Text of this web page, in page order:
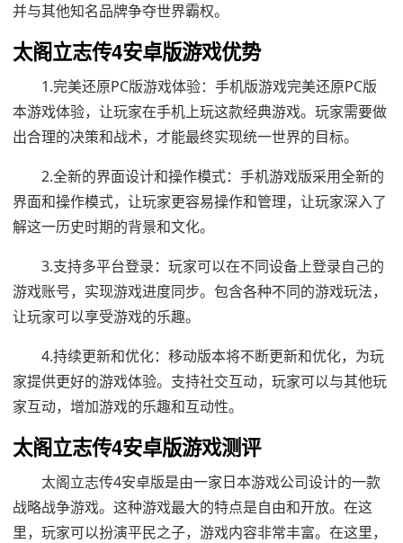
并与其他知名品牌争夺世界霸权。
太阁立志传4安卓版游戏优势
1.完美还原PC版游戏体验：手机版游戏完美还原PC版
本游戏体验，让玩家在手机上玩这款经典游戏。玩家需要做
出合理的决策和战术，才能最终实现统一世界的目标。
2.全新的界面设计和操作模式：手机游戏版采用全新的
界面和操作模式，让玩家更容易操作和管理，让玩家深入了
解这一历史时期的背景和文化。
3.支持多平台登录：玩家可以在不同设备上登录自己的
游戏账号，实现游戏进度同步。包含各种不同的游戏玩法，
让玩家可以享受游戏的乐趣。
4.持续更新和优化：移动版本将不断更新和优化，为玩
家提供更好的游戏体验。支持社交互动，玩家可以与其他玩
家互动，增加游戏的乐趣和互动性。
太阁立志传4安卓版游戏测评
太阁立志传4安卓版是由一家日本游戏公司设计的一款
战略战争游戏。这种游戏最大的特点是自由和开放。在这
里，玩家可以扮演平民之子，游戏内容非常丰富。在这里，